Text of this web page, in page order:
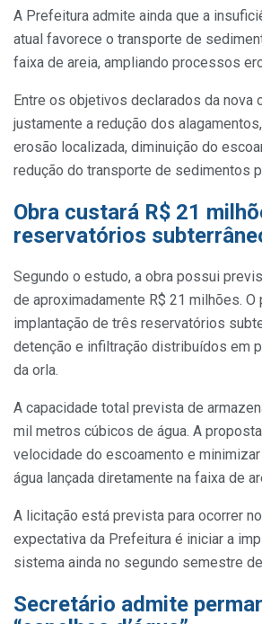
A Prefeitura admite ainda que a
atual favorece o transporte de
faixa de areia, ampliando processos
Entre os objetivos declarados da nova
justamente a redução dos
erosão localizada, diminuição do
redução do transporte de sedimentos
Obra custará R$ 21
reservatórios
Segundo o estudo, a obra possui
de aproximadamente R$ 21 milhões. O
implantação de três reservatórios
detenção e infiltração distribuídos em
da orla.
A capacidade total prevista de
mil metros cúbicos de água. A
velocidade do escoamento e
água lançada diretamente na faixa de
A licitação está prevista para ocorrer
expectativa da Prefeitura é iniciar a
sistema ainda no segundo semestre
Secretário admite